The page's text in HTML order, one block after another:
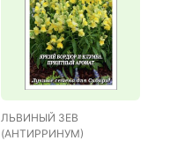
ЛЬВИНЫЙ ЗЕВ
(АНТИРРИНУМ)